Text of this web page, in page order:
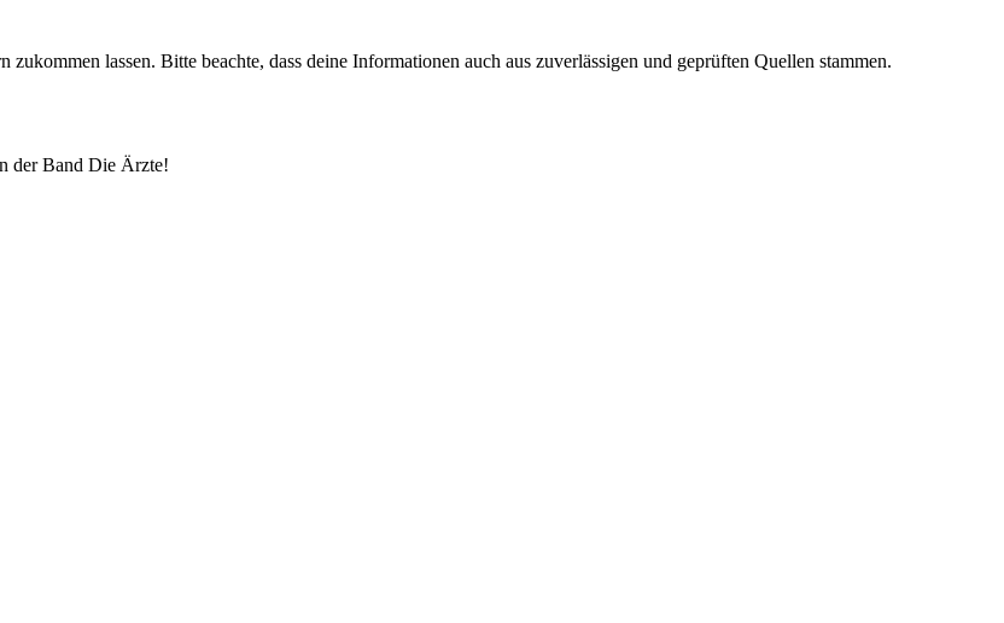
lassen. Bitte beachte, dass deine Informationen auch aus zuverlässigen und geprüften Quellen stammen.
der Band Die Ärzte!